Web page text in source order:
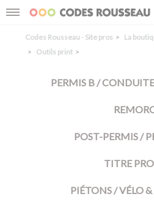
Menu
Codes Rousseau - Site pros La
Outils print
PERMIS B /
POST-PERMIS /
TITRE
PIÉTONS / VÉLO
Panneau de gestion des cookies